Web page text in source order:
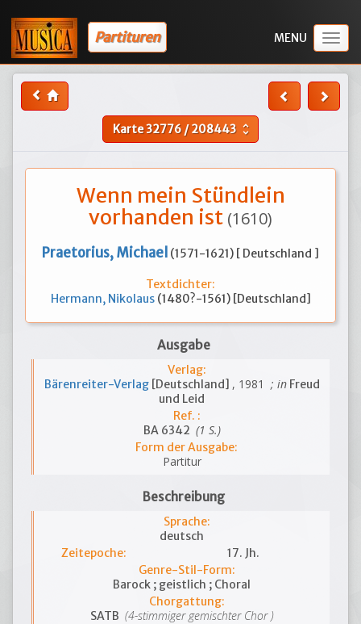
Partituren
Karte32776/208443 unfold_more
Wenn mein Stündlein
vorhanden ist (1610)
Praetorius, Michael (1571-1621) [ Deutschland ]
Textdichter:
Hermann, Nikolaus (1480?-1561) [Deutschland]
Ausgabe
Verlag:
Bärenreiter-Verlag [Deutschland] , 1981 ; inFreud
und Leid
Ref. :
BA 6342 (1 S.)
Form der Ausgabe:
Partitur
Beschreibung
Sprache:
deutsch
Zeitepoche:
17. Jh.
Genre-Stil-Form:
Barock ; geistlich ; Choral
Chorgattung:
SATB (4-stimmiger gemischter Chor )